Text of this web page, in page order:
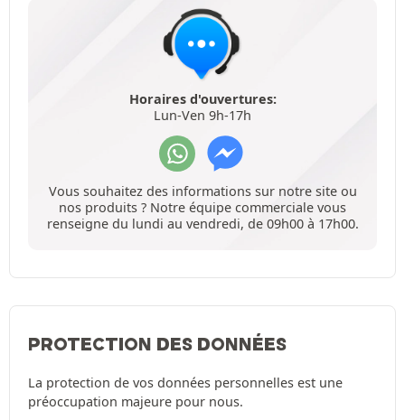
Horaires d'ouvertures:
Lun-Ven 9h-17h
Vous souhaitez des informations sur notre site ou
nos produits ? Notre équipe commerciale vous
renseigne du lundi au vendredi, de 09h00 à 17h00.
PROTECTION DES DONNÉES
La protection de vos données personnelles est une
préoccupation majeure pour nous.